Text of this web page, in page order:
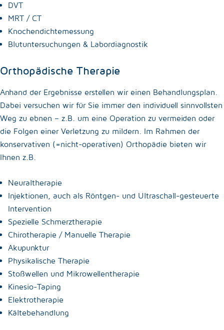
DVT
MRT / CT
Knochendichtemessung
Blutuntersuchungen & Labordiagnostik
Orthopädische Therapie
Anhand der Ergebnisse erstellen wir einen Behandlungsplan.
Dabei versuchen wir für Sie immer den individuell sinnvollsten
Weg zu ebnen – z.B. um eine Operation zu vermeiden oder
die Folgen einer Verletzung zu mildern. Im Rahmen der
konservativen (=nicht-operativen) Orthopädie bieten wir
Ihnen z.B.
Neuraltherapie
Injektionen, auch als Röntgen- und Ultraschall-gesteuerte
Intervention
Spezielle Schmerztherapie
Chirotherapie / Manuelle Therapie
Akupunktur
Physikalische Therapie
Stoßwellen und Mikrowellentherapie
Kinesio-Taping
Elektrotherapie
Kältebehandlung